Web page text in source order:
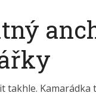
takhle.